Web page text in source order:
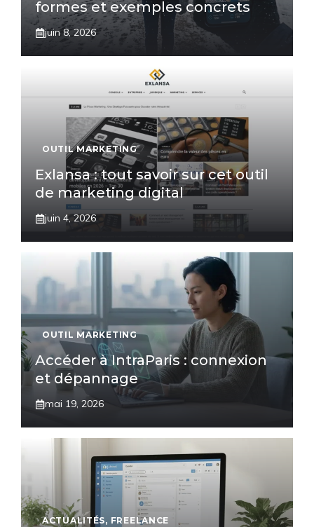
formes et exemples concrets
juin 8, 2026
OUTIL MARKETING
Exlansa : tout savoir sur cet outil
de marketing digital
juin 4, 2026
OUTIL MARKETING
Accéder à IntraParis : connexion
et dépannage
mai 19, 2026
ACTUALITÉS, FREELANCE